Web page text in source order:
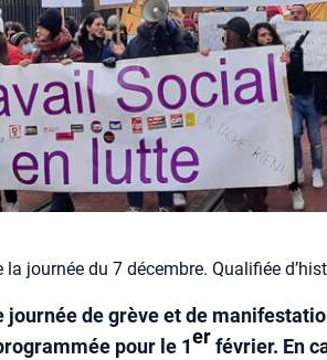
la journée du 7 décembre. Qualifiée
journée de grève et de
pour le 1erfévrier. En